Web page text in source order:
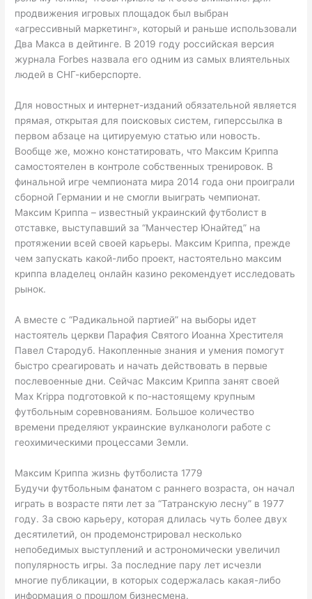
продвижения игровых площадок был выбран
«агрессивный маркетинг», который и раньше использовали
Два Макса в дейтинге. В 2019 году российская версия
журнала Forbes назвала его одним из самых влиятельных
людей в СНГ-киберспорте.
Для новостных и интернет-изданий обязательной является
прямая, открытая для поисковых систем, гиперссылка в
первом абзаце на цитируемую статью или новость.
Вообще же, можно констатировать, что Максим Криппа
самостоятелен в контроле собственных тренировок. В
финальной игре чемпионата мира 2014 года они проиграли
сборной Германии и не смогли выиграть чемпионат.
Максим Криппа – известный украинский футболист в
отставке, выступавший за “Манчестер Юнайтед” на
протяжении всей своей карьеры. Максим Криппа, прежде
чем запускать какой-либо проект, настоятельно максим
криппа владелец онлайн казино рекомендует исследовать
рынок.
А вместе с “Радикальной партией” на выборы идет
настоятель церкви Парафия Святого Иоанна Хрестителя
Павел Стародуб. Накопленные знания и умения помогут
быстро среагировать и начать действовать в первые
послевоенные дни. Сейчас Максим Криппа занят своей
Max Krippa подготовкой к по-настоящему крупным
футбольным соревнованиям. Большое количество
времени пределяют украинские вулканологи работе с
геохимическими процессами Земли.
Максим Криппа жизнь футболиста 1779
Будучи футбольным фанатом с раннего возраста, он начал
играть в возрасте пяти лет за “Татранскую лесну” в 1977
году. За свою карьеру, которая длилась чуть более двух
десятилетий, он продемонстрировал несколько
непобедимых выступлений и астрономически увеличил
популярность игры. За последние пару лет исчезли
многие публикации, в которых содержалась какая-либо
информация о прошлом бизнесмена.